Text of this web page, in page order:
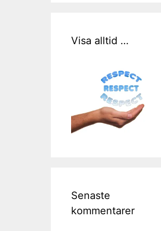
Visa alltid …
Senaste
kommentarer